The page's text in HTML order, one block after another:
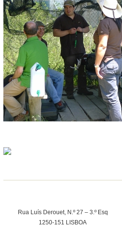
Rua Luís Derouet, N.º 27 – 3.º Esq
1250-151 LISBOA